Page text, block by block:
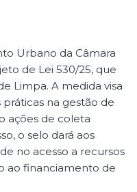
Urbano da Câmara
de Lei 530/25, que
Limpa. A medida visa
na gestão de
ações de coleta
o selo dará aos
no acesso a recursos
ao financiamento de